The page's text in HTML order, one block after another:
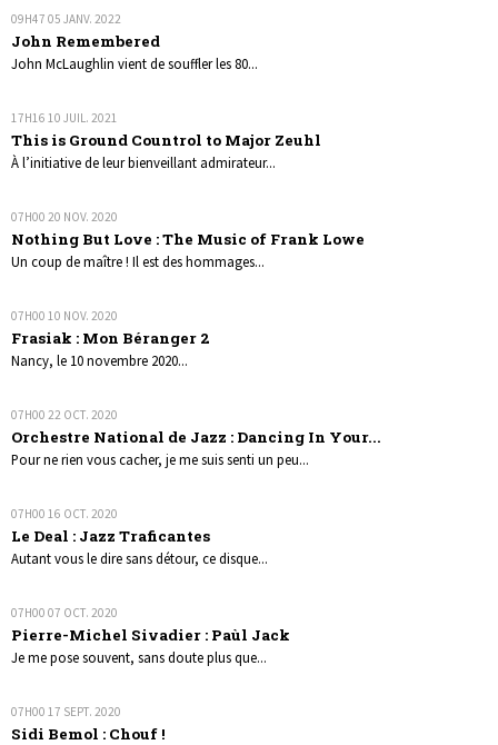
09H47 05 JANV. 2022
John Remembered
John McLaughlin vient de souffler les 80...
17H16 10 JUIL. 2021
This is Ground Countrol to Major Zeuhl
À l’initiative de leur bienveillant admirateur...
07H00 20 NOV. 2020
Nothing But Love : The Music of Frank Lowe
Un coup de maître ! Il est des hommages...
07H00 10 NOV. 2020
Frasiak : Mon Béranger 2
Nancy, le 10 novembre 2020...
07H00 22 OCT. 2020
Orchestre National de Jazz : Dancing In Your...
Pour ne rien vous cacher, je me suis senti un peu...
07H00 16 OCT. 2020
Le Deal : Jazz Traficantes
Autant vous le dire sans détour, ce disque...
07H00 07 OCT. 2020
Pierre-Michel Sivadier : Paùl Jack
Je me pose souvent, sans doute plus que...
07H00 17 SEPT. 2020
Sidi Bemol : Chouf !